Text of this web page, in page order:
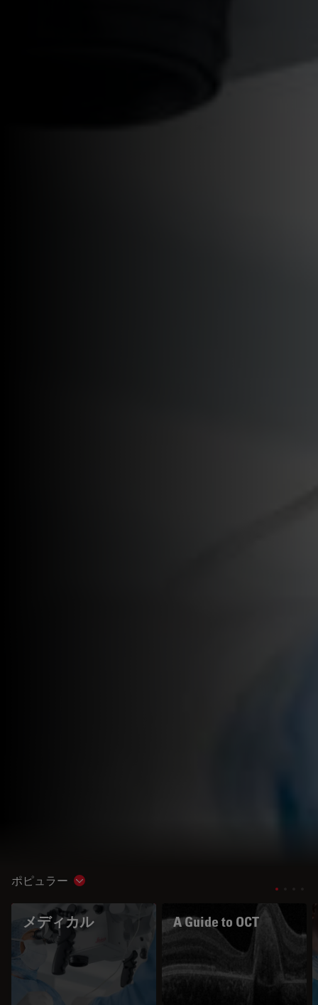
ポピュラー Show subnavigation
メディカル A Guide to OCT